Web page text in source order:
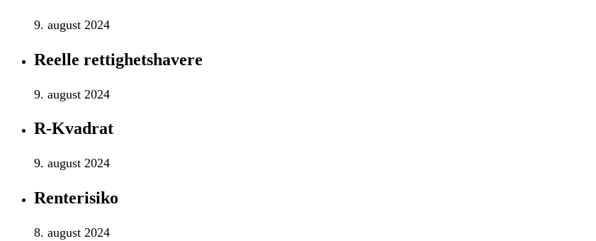
9. august 2024
Reelle rettighetshavere
9. august 2024
R-Kvadrat
9. august 2024
Renterisiko
8. august 2024